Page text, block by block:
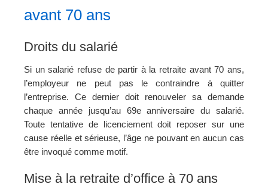
avant 70 ans
Droits du salarié
Si un salarié refuse de partir à la retraite avant 70 ans,
l’employeur ne peut pas le contraindre à quitter
l’entreprise. Ce dernier doit renouveler sa demande
chaque année jusqu’au 69e anniversaire du salarié.
Toute tentative de licenciement doit reposer sur une
cause réelle et sérieuse, l’âge ne pouvant en aucun cas
être invoqué comme motif.
Mise à la retraite d’office à 70 ans